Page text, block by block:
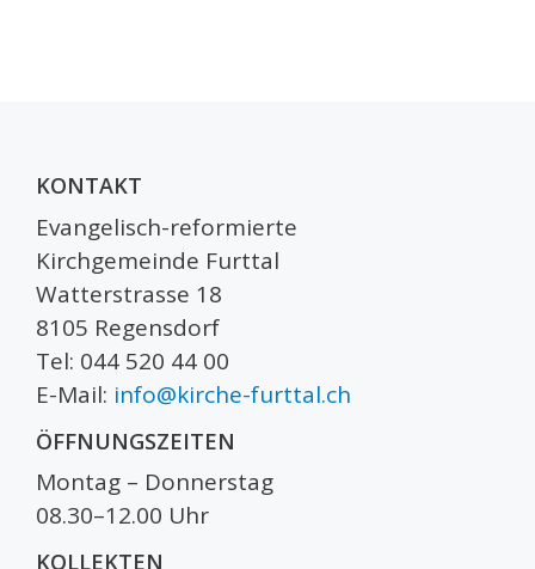
KONTAKT
Evangelisch-reformierte
Kirchgemeinde Furttal
Watterstrasse 18
8105 Regensdorf
Tel: 044 520 44 00
E-Mail: info@kirche-furttal.ch
ÖFFNUNGSZEITEN
Montag – Donnerstag
08.30–12.00 Uhr
KOLLEKTEN